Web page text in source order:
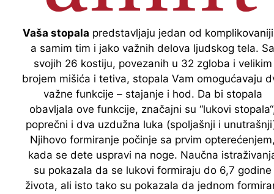
Vaša stopala predstavljaju jedan od
a samim tim i jako važnih delova ljudskog tela. Sa
svojih 26 kostiju, povezanih u 32 zgloba i velikim
brojem mišića i tetiva, stopala Vam omogućavaju
važne funkcije – stajanje i hod. Da bi stopala
obavljala ove funkcije, značajni su “lukovi
poprečni i dva uzdužna luka (spoljašnji i
Njihovo formiranje počinje sa prvim
kada se dete uspravi na noge. Naučna
su pokazala da se lukovi formiraju do 6,7 godine
života, ali isto tako su pokazala da jednom